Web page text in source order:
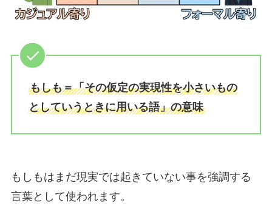
もしも＝「その仮定の実現性を小さいもの
としていうときに用いる語」の意味
もしもはまだ現実では起きていない事を強調する
言葉として使われます。